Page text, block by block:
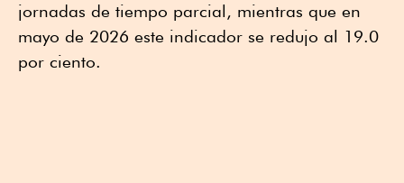
jornadas de tiempo parcial, mientras que en
mayo de 2026 este indicador se redujo al 19.0
por ciento.